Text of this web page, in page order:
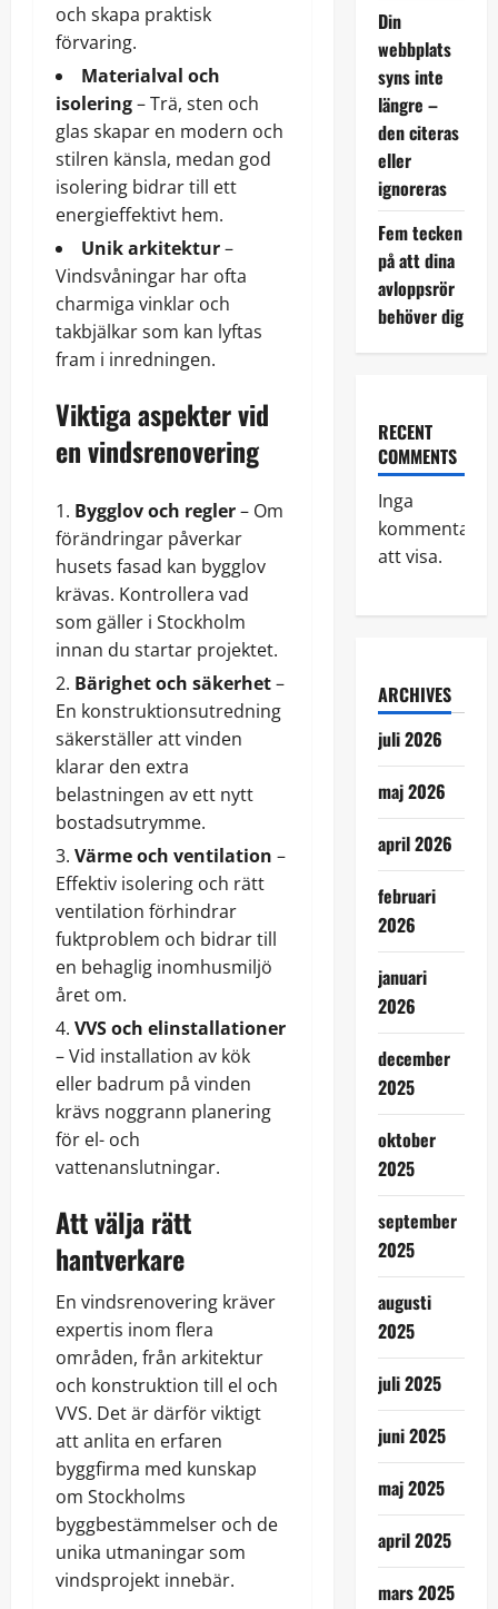
och skapa praktisk
förvaring.
Materialval och
isolering– Trä, sten och
glas skapar en modern och
stilren känsla, medan god
isolering bidrar till ett
energieffektivt hem.
Unik arkitektur–
Vindsvåningar har ofta
charmiga vinklar och
takbjälkar som kan lyftas
fram i inredningen.
Viktiga aspekter vid
en vindsrenovering
Bygglov och regler– Om
förändringar påverkar
husets fasad kan bygglov
krävas. Kontrollera vad
som gäller i Stockholm
innan du startar projektet.
Bärighet och säkerhet–
En konstruktionsutredning
säkerställer att vinden
klarar den extra
belastningen av ett nytt
bostadsutrymme.
Värme och ventilation –
Effektiv isolering och rätt
ventilation förhindrar
fuktproblem och bidrar till
en behaglig inomhusmiljö
året om.
VVS och elinstallationer
– Vid installation av kök
eller badrum på vinden
krävs noggrann planering
för el- och
vattenanslutningar.
Att välja rätt
hantverkare
En vindsrenovering kräver
expertis inom flera
områden, från arkitektur
och konstruktion till el och
VVS. Det är därför viktigt
att anlita en erfaren
byggfirma med kunskap
om Stockholms
byggbestämmelser och de
unika utmaningar som
vindsprojekt innebär.
Din
webbplats
syns inte
längre –
den citeras
eller
ignoreras
Fem tecken
på att dina
avloppsrör
behöver dig
RECENT
COMMENTS
Inga
kommentarer
att visa.
ARCHIVES
juli 2026
maj 2026
april 2026
februari
2026
januari
2026
december
2025
oktober
2025
september
2025
augusti
2025
juli 2025
juni 2025
maj 2025
april 2025
mars 2025